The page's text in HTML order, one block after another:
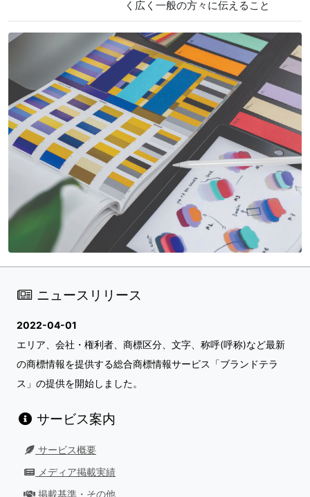
く広く一般の方々に伝えること
ニュースリリース
2022-04-01
エリア、会社・権利者、商標区分、文字、称呼(呼称)など最新
の商標情報を提供する総合商標情報サービス「ブランドテラ
ス」の提供を開始しました。
サービス案内
サービス概要
メディア掲載実績
掲載基準・その他